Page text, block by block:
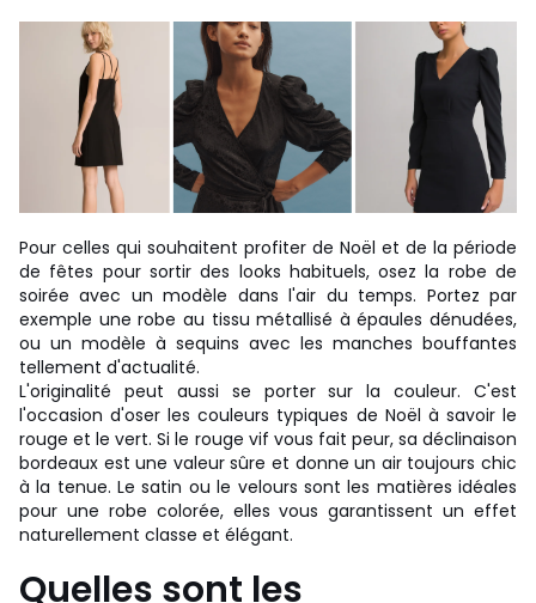
Pour celles qui souhaitent profiter de Noël et de la période
de fêtes pour sortir des looks habituels, osez la robe de
soirée avec un modèle dans l'air du temps. Portez par
exemple une robe au tissu métallisé à épaules dénudées,
ou un modèle à sequins avec les manches bouffantes
tellement d'actualité.
L'originalité peut aussi se porter sur la couleur. C'est
l'occasion d'oser les couleurs typiques de Noël à savoir le
rouge et le vert. Si le rouge vif vous fait peur, sa déclinaison
bordeaux est une valeur sûre et donne un air toujours chic
à la tenue. Le satin ou le velours sont les matières idéales
pour une robe colorée, elles vous garantissent un effet
naturellement classe et élégant.
Quelles sont les